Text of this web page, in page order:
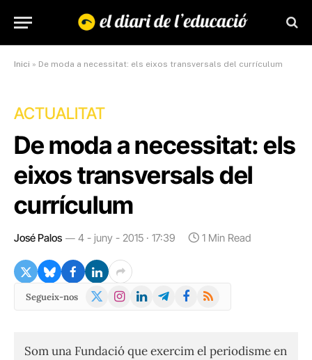
Inici » De moda a necessitat: els eixos transversals del currículum
ACTUALITAT
De moda a necessitat: els
eixos transversals del
currículum
José Palos 4 - juny - 2015 · 17:39 1 Min Read
Segueix-nos
X
Instagram
LinkedInTelegramFacebook
RSS
Som una Fundació que exercim el periodisme en